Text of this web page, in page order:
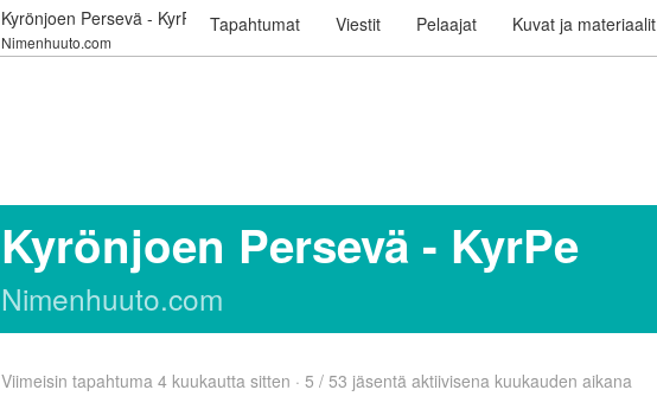
Kyrönjoen Persevä - KyrPe
Nimenhuuto.com
Tapahtumat Viestit Pelaajat Kuvat ja materiaalit
Kyrönjoen Persevä - KyrPe
Nimenhuuto.com
Viimeisin tapahtuma 4 kuukautta sitten · 5 / 53 jäsentä aktiivisena kuukauden aikana